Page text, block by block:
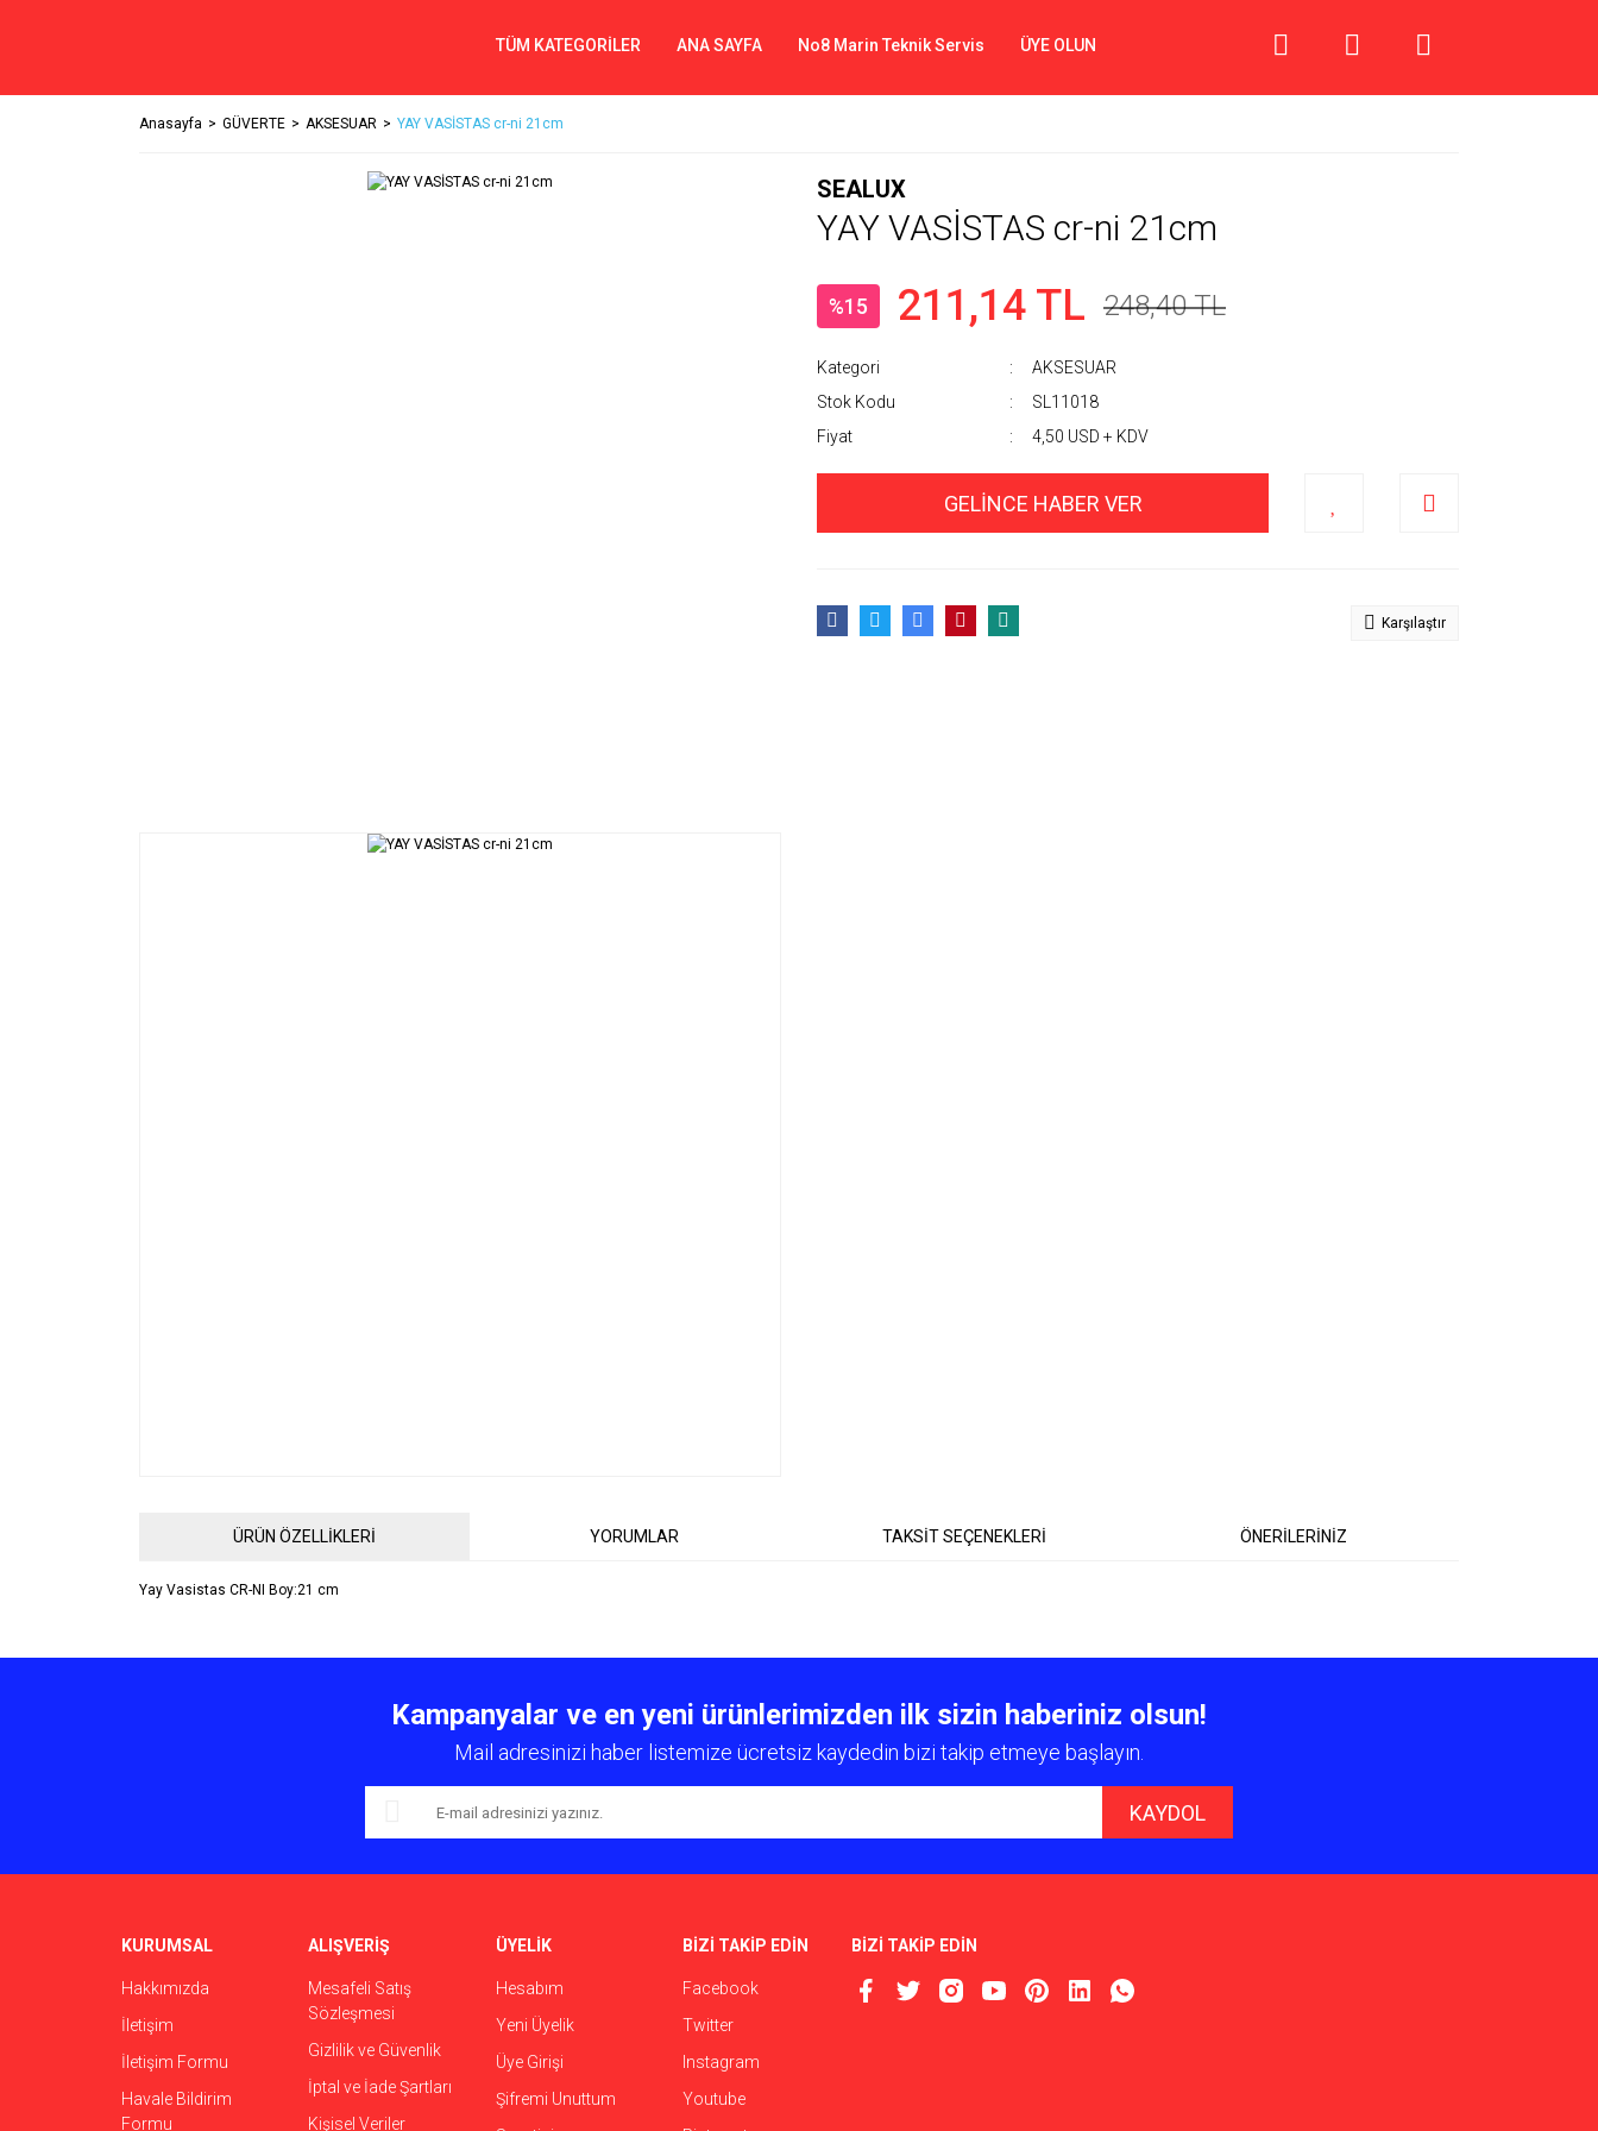
TÜM KATEGORİLER ANA SAYFA No8 Marin Teknik Servis ÜYE OLUN
Anasayfa GÜVERTE AKSESUAR YAY VASİSTAS cr-ni 21cm
SEALUX
YAY VASİSTAS cr-ni 21cm
%15 211,14 TL 248,40 TL
Kategori
AKSESUAR
Stok Kodu
SL11018
Fiyat
4,50 USD + KDV
GELİNCE HABER VER
Karşılaştır
ÜRÜN ÖZELLİKLERİ YORUMLAR TAKSİT SEÇENEKLERİ ÖNERİLERİNİZ
Yay Vasistas CR-NI Boy:21 cm
Yorum Yaz
Ürün resmi kalitesiz, bozuk veya görüntülenemiyor.
Kampanyalar ve en yeni ürünlerimizden ilk sizin haberiniz olsun!
Mail adresinizi haber listemize ücretsiz kaydedin bizi takip etmeye başlayın.
KAYDOL
KURUMSAL
Hakkımızda
İletişim
İletişim Formu
Havale Bildirim
Formu
ALIŞVERİŞ
Mesafeli Satış
Sözleşmesi
Gizlilik ve Güvenlik
İptal ve İade Şartları
Kişisel Veriler
ÜYELİK
Hesabım
Yeni Üyelik
Üye Girişi
Şifremi Unuttum
BİZİ TAKİP EDİN
Facebook
Twitter
Instagram
Youtube
BİZİ TAKİP EDİN